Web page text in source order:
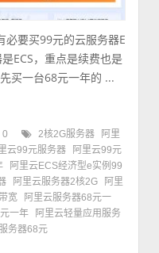
必要买99元的云服务器E
ECS，重点是续费也是
买一台68元一年的 ...
0 2核2G服务器
阿里
云99元服务器
阿里云99元
阿里云ECS经济型e实例99
阿里云服务器2核2G
阿里
宽
阿里云服务器68元一
一年
阿里云轻量应用服务
务器68元